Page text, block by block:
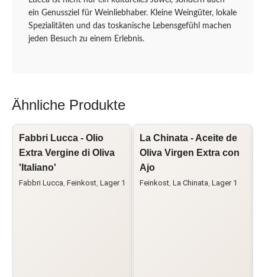
ein Genussziel für Weinliebhaber. Kleine Weingüter, lokale
Spezialitäten und das toskanische Lebensgefühl machen
jeden Besuch zu einem Erlebnis.
Ähnliche Produkte
Fabbri Lucca - Olio
Extra Vergine di Oliva
'Italiano'
Fabbri Lucca, Feinkost, Lager 1
La Chinata - Aceite de
Oliva Virgen Extra con
Ajo
Feinkost, La Chinata, Lager 1